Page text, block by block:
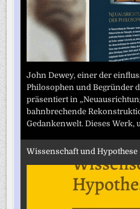
John Dewey, einer der
Philosophen und Begründer
präsentiert in
bahnbrechende
Gedankenwelt. Dieses Werk,
Wissenschaft und Hypothese